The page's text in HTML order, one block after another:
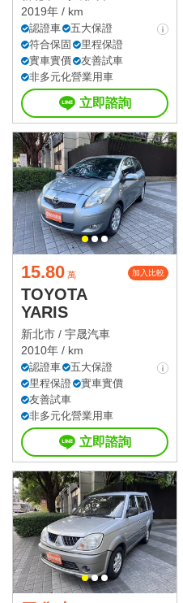
2019年 / km
認證車
五大保證
符合保固
里程保證
實車實價
友善試車
非多元化營業用車
立即諮詢
15.80 萬 加入比較
TOYOTA
YARIS
新北市 / 宇晟汽車
2010年 / km
認證車
五大保證
里程保證
實車實價
友善試車
非多元化營業用車
立即諮詢